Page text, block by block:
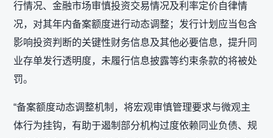
行情况、金融市场审慎投资交易情况及利率定价自律情
况，对其年内备案额度进行动态调整；发行计划应当包含
影响投资判断的关键性财务信息及其他必要信息，提升同
业存单发行透明度，未履行信息披露等约束条款的将被处
罚。
“备案额度动态调整机制，将宏观审慎管理要求与微观主
体行为挂钩，有助于遏制部分机构过度依赖同业负债、规